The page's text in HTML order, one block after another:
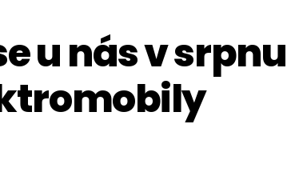
u nás v srpnu